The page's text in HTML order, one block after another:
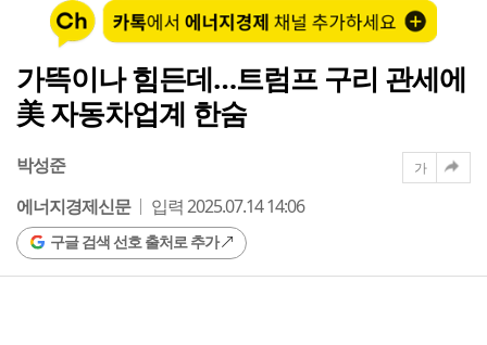
가뜩이나 힘든데…트럼프 구리 관세에
美 자동차업계 한숨
박성준
에너지경제신문
입력 2025.07.14 14:06
구글 검색 선호 출처로 추가
가